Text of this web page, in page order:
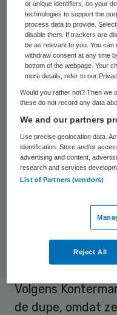
in Nederland
het declareren
NRC. Achmea
nota’s over 2012
Daarnaast zijn
ziekenhuizen
2013 geleverde
achterstanden
nieuwe
Achmea lukt het
Volgens
de dupe, omdat
or unique identifiers, on your
technologies to support the
process data to provide.
disable them. If trackers are
be as relevant to you. You
withdraw consent at any time
bottom of the webpage. Your
more details, refer to our
Would you rather not? Then we
these do not record any data
We and our partners
Use precise geolocation data.
identification. Store and/or
advertising and content,
research and services
List of Partners (vendors)
Reject All